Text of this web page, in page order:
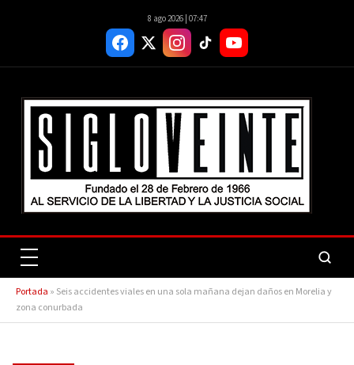
8 ago 2026 | 07:47
Portada » Seis accidentes viales en una sola mañana dejan daños en Morelia y
zona conurbada